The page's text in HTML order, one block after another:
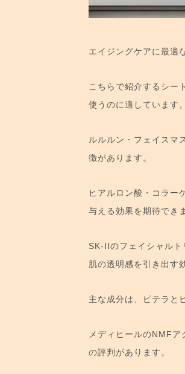
エイジングケアに最適
こちらで紹介するシー
使うのに適しています。
ルルルン・フェイスマ
徴があります。
ヒアルロン酸・コラー
与える効果を期待でき
SK-IIのフェイシャルト
肌の透明感を引き出す
主な成分は、ピテラと
メディヒールのNMF
の評判があります。